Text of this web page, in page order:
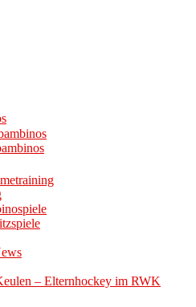
– Elternhockey im RWK